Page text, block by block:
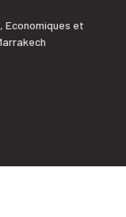
Economiques et